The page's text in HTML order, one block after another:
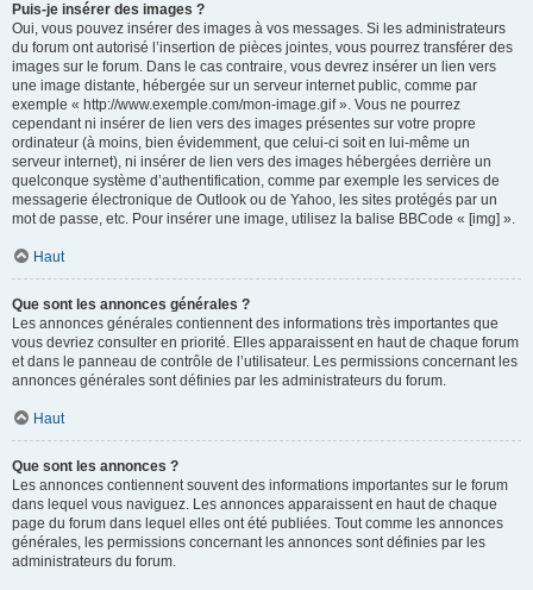
Puis-je insérer des images ?
Oui, vous pouvez insérer des images à vos messages. Si les administrateurs
du forum ont autorisé l’insertion de pièces jointes, vous pourrez transférer des
images sur le forum. Dans le cas contraire, vous devrez insérer un lien vers
une image distante, hébergée sur un serveur internet public, comme par
exemple « http://www.exemple.com/mon-image.gif ». Vous ne pourrez
cependant ni insérer de lien vers des images présentes sur votre propre
ordinateur (à moins, bien évidemment, que celui-ci soit en lui-même un
serveur internet), ni insérer de lien vers des images hébergées derrière un
quelconque système d’authentification, comme par exemple les services de
messagerie électronique de Outlook ou de Yahoo, les sites protégés par un
mot de passe, etc. Pour insérer une image, utilisez la balise BBCode « [img] ».
Haut
Que sont les annonces générales ?
Les annonces générales contiennent des informations très importantes que
vous devriez consulter en priorité. Elles apparaissent en haut de chaque forum
et dans le panneau de contrôle de l’utilisateur. Les permissions concernant les
annonces générales sont définies par les administrateurs du forum.
Haut
Que sont les annonces ?
Les annonces contiennent souvent des informations importantes sur le forum
dans lequel vous naviguez. Les annonces apparaissent en haut de chaque
page du forum dans lequel elles ont été publiées. Tout comme les annonces
générales, les permissions concernant les annonces sont définies par les
administrateurs du forum.